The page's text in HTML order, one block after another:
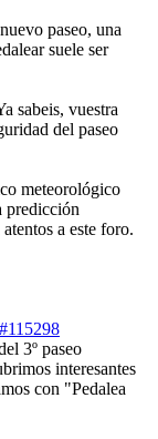
paseo, una
suele ser
sabeis, vuestra
del paseo
meteorológico
predicción
a este foro.
#115298
3º paseo
interesantes
con "Pedalea